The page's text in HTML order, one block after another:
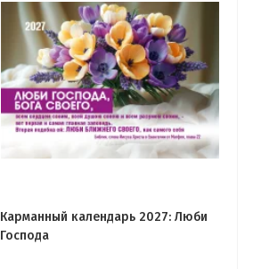
Карманный календарь 2027: Люби
Господа